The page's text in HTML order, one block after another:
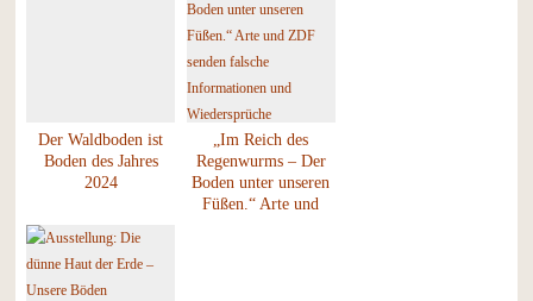
Der Waldboden ist
Boden des Jahres
2024
„Im Reich des
Regenwurms – Der
Boden unter unseren
Füßen.“ Arte und